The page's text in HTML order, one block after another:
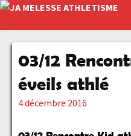
03/12
éveils athlé
4 décembre 2016